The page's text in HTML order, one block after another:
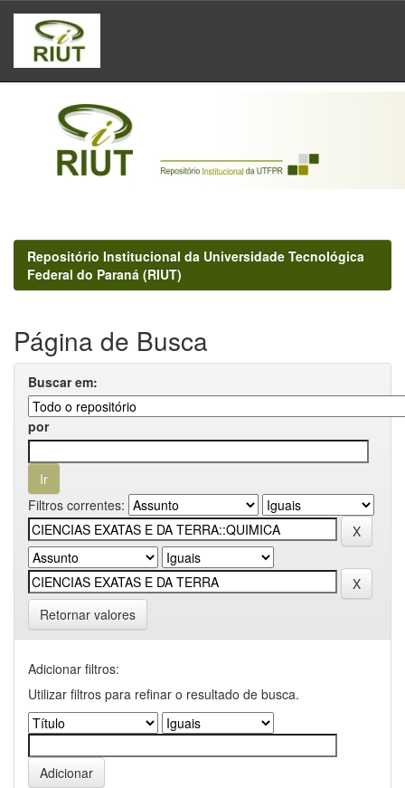
Skip
navigation
Repositório Institucional da Universidade Tecnológica
Federal do Paraná (RIUT)
Página de Busca
Buscar em:
por
Filtros correntes:
Retornar valores
Adicionar filtros:
Utilizar filtros para refinar o resultado de busca.